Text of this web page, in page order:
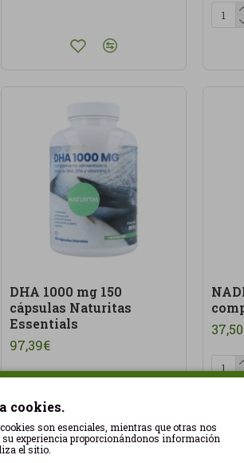
DHA 1000 mg 150
cápsulas Naturitas
Essentials
97,39€
cookies.
son esenciales, mientras que otras nos
experiencia proporcionándonos información
el sitio.